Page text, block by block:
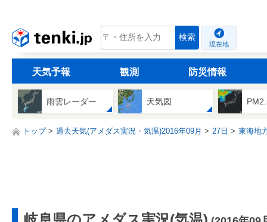
tenki.jp 検索
現在地
天気予報 観測 防災情報
雨雲レーダー 天気図
トップ 過去天気(アメダス実況・気温)2016年09月 27日 東海地